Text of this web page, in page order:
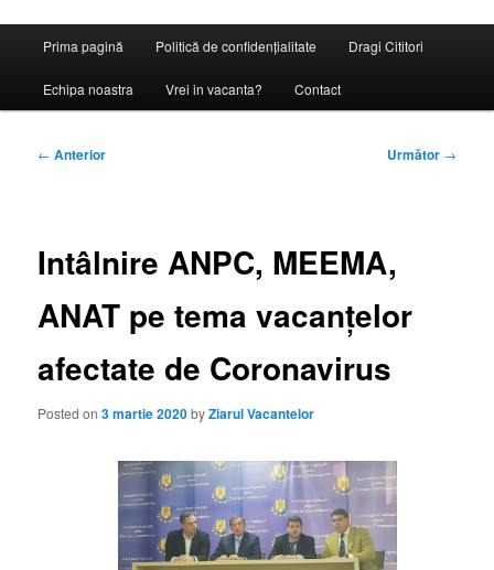
Prima pagină Politică de confidențialitate Dragi Cititori
Echipa noastra Vrei in vacanta? Contact
Navigare
← Anterior Următor →
Intâlnire ANPC, MEEMA,
ANAT pe tema vacanțelor
afectate de Coronavirus
Posted on3 martie 2020byZiarul Vacantelor